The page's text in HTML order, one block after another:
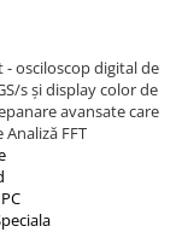
- osciloscop digital de
s și display color de
avansate care
FFT